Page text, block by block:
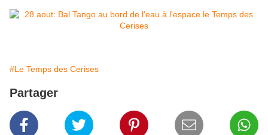
#Le Temps des Cerises
Partager